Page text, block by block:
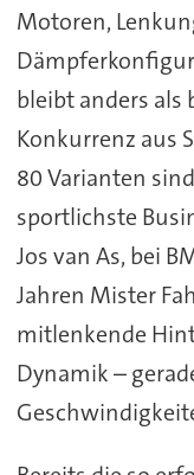
Motoren,
bleibt anders als
Konkurrenz aus
80 Varianten
sportlichste
Jos van As, bei
Jahren Mister
mitlenkende
Dynamik –